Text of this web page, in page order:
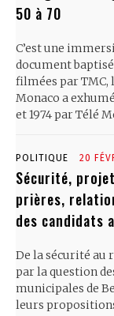
50 à 70
C’est une
document
filmées par TMC,
Monaco a
et 1974 par Télé
POLITIQUE 20
Sécurité,
prières,
des candidats
De la sécurité au
par la question
municipales de
leurs